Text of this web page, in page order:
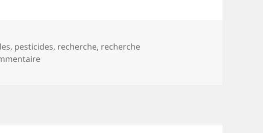
, pesticides, recherche, recherche
sur Prendre en compte les données scientifiques pour